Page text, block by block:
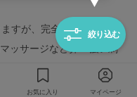
絞り込む
すが、完全に定着するに
ッサージなど鼻へ強い刺
お気に入り マイページ